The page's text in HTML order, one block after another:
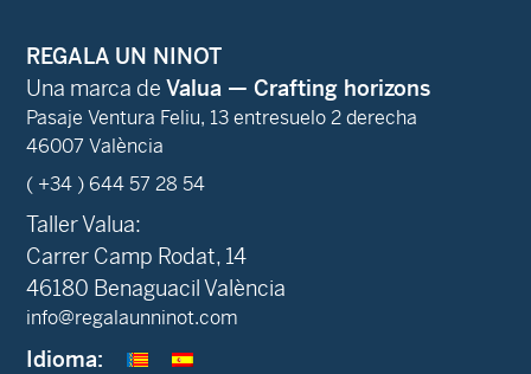
REGALA UN NINOT
Una marca de Valua — Crafting horizons
Pasaje Ventura Feliu, 13 entresuelo 2 derecha
46007 València
( +34 ) 644 57 28 54
Taller Valua:
Carrer Camp Rodat, 14
46180 Benaguacil València
info@regalaunninot.com
Idioma: